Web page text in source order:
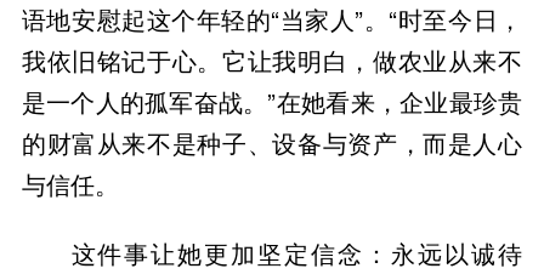
语地安慰起这个年轻的“当家人”。“时至今日，
我依旧铭记于心。它让我明白，做农业从来不
是一个人的孤军奋战。”在她看来，企业最珍贵
的财富从来不是种子、设备与资产，而是人心
这件事让她更加坚定信念：永远以诚待